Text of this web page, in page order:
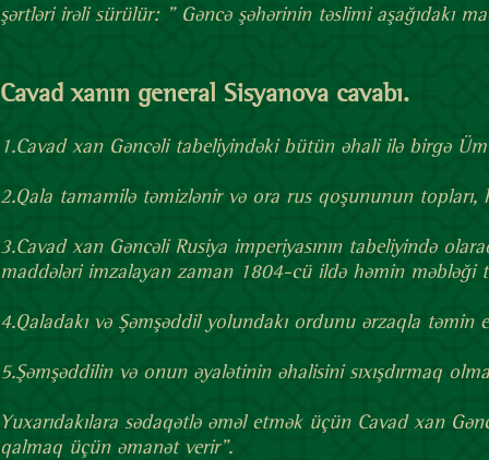
şərtləri irəli sürülür: " Gəncə şəhərinin təslimi aşağıdakı
Cavad xanın general Sisyanova cavabı.
1.Cavad xan Gəncəli tabeliyindəki bütün əhali ilə birgə
2.Qala tamamilə təmizlənir və ora rus qoşununun topları,
3.Cavad xan Gəncəli Rusiya imperiyasının tabeliyində
maddələri imzalayan zaman 1804-cü ildə həmin məbləği
4.Qaladakı və Şəmşəddil yolundakı ordunu ərzaqla təmin
5.Şəmşəddilin və onun əyalətinin əhalisini sıxışdırmaq
Yuxarıdakılara sədaqətlə əməl etmək üçün Cavad xan
qalmaq üçün əmanət verir".